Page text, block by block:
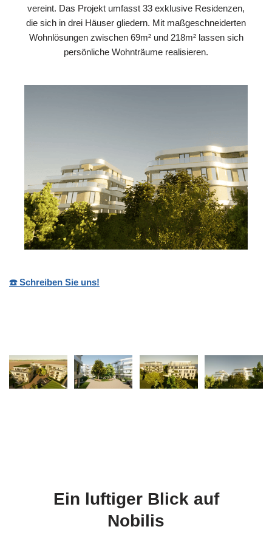
vereint. Das Projekt umfasst 33 exklusive Residenzen,
die sich in drei Häuser gliedern. Mit maßgeschneiderten
Wohnlösungen zwischen 69m² und 218m² lassen sich
persönliche Wohnträume realisieren.
☎️ Schreiben Sie uns!
Ein luftiger Blick auf
Nobilis